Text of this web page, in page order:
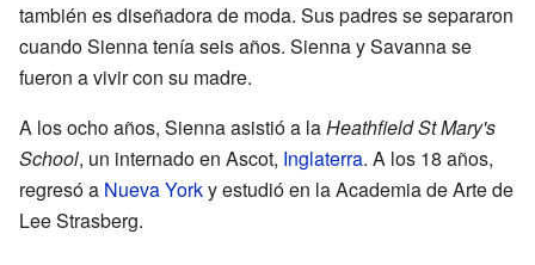
también es diseñadora de moda. Sus padres se separaron
cuando Sienna tenía seis años. Sienna y Savanna se
fueron a vivir con su madre.
A los ocho años, Sienna asistió a laHeathfield St Mary's
School, un internado en Ascot, Inglaterra. A los 18 años,
regresó a Nueva Yorky estudió en la Academia de Arte de
Lee Strasberg.